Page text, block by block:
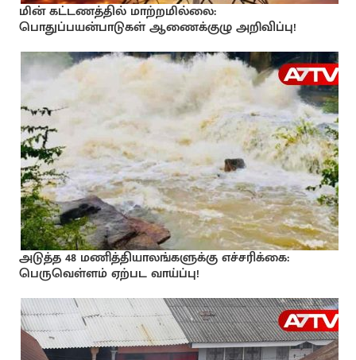
மின் கட்டணத்தில் மாற்றமில்லை:
பொதுப்பயன்பாடுகள் ஆணைக்குழு அறிவிப்பு!
அடுத்த 48 மணித்தியாலங்களுக்கு எச்சரிக்கை:
பெருவெள்ளம் ஏற்பட வாய்ப்பு!